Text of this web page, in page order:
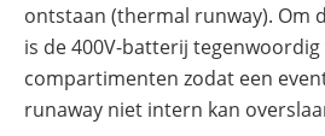
ontstaan (thermal runway). Om
is de 400V-batterij
compartimenten zodat een
runaway niet intern kan